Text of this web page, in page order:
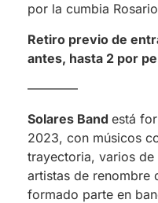
por la cumbia
Retiro previo de
antes, hasta 2 por
————
Solares Band está
2023, con músicos
trayectoria, varios de
artistas de renombre
formado parte en